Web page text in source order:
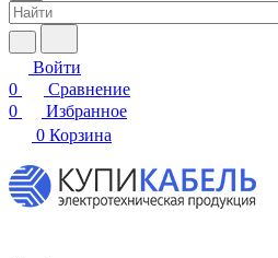
Войти
0
Сравнение
0
Избранное
0 Корзина